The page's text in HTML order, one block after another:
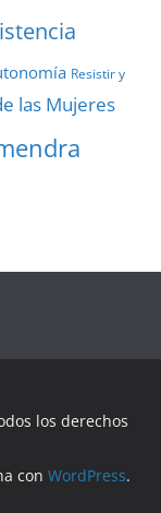
Resistir y
las Mujeres
los derechos
con WordPress.